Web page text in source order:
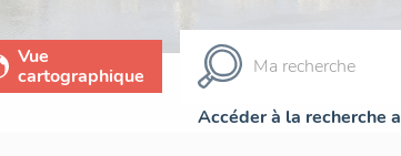
Vue
cartographique
Accéder à la recherche